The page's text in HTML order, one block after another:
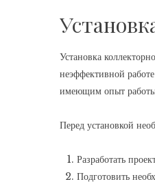
Установка
неэффективной
имеющим опыт работы
Перед установкой
Разработать
Подготовить